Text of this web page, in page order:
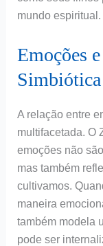
mundo espiritual.
Emoções
Simbiótica
A relação entre
multifacetada. O
emoções não
mas também
cultivamos.
maneira
também modela
pode ser